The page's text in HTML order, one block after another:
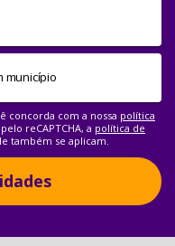
concorda com a nossa política
reCAPTCHA, a política de
também se aplicam.